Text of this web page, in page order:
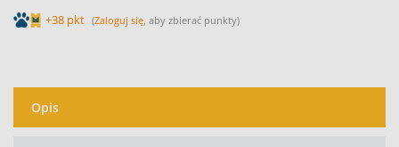
+38 pkt (Zaloguj się , aby zbierać punkty)
Opis